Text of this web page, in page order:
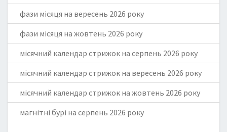
фази місяця на вересень 2026 року
фази місяця на жовтень 2026 року
місячний календар стрижок на серпень 2026 року
місячний календар стрижок на вересень 2026 року
місячний календар стрижок на жовтень 2026 року
магнітні бурі на серпень 2026 року